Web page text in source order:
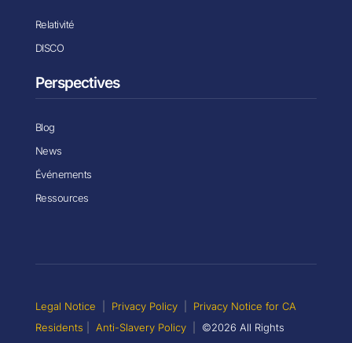
Relativité
DISCO
Perspectives
Blog
News
Événements
Ressources
Legal Notice Privacy Policy
Privacy Notice for CA
Residents
Anti-Slavery Policy
©2026 All Rights